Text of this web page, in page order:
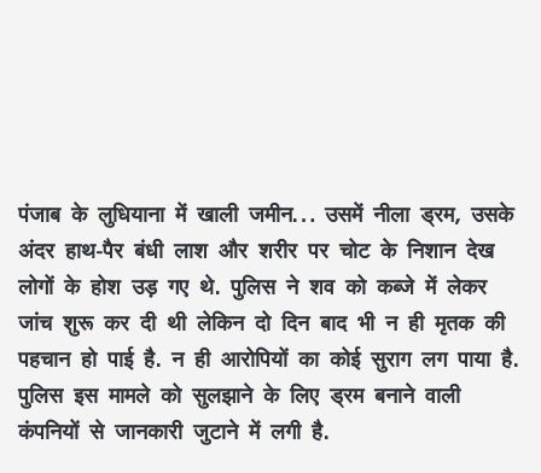
पंजाब के लुधियाना में खाली जमीन… उसमें नीला ड्रम, उसके
अंदर हाथ-पैर बंधी लाश और शरीर पर चोट के निशान देख
लोगों के होश उड़ गए थे. पुलिस ने शव को कब्जे में लेकर
जांच शुरू कर दी थी लेकिन दो दिन बाद भी न ही मृतक की
पहचान हो पाई है. न ही आरोपियों का कोई सुराग लग पाया है.
पुलिस इस मामले को सुलझाने के लिए ड्रम बनाने वाली
कंपनियों से जानकारी जुटाने में लगी है.